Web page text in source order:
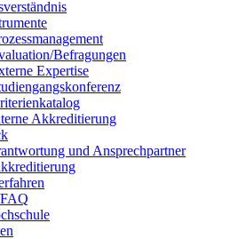
Befragungen
Expertise
Akkreditierung
und Ansprechpartner